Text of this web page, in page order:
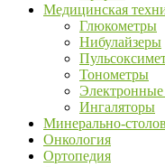
Медицинская
Глюкометры
Нибулайзеры
Тонометры
Ингаляторы
Минерально-
Онкология
Ортопедия